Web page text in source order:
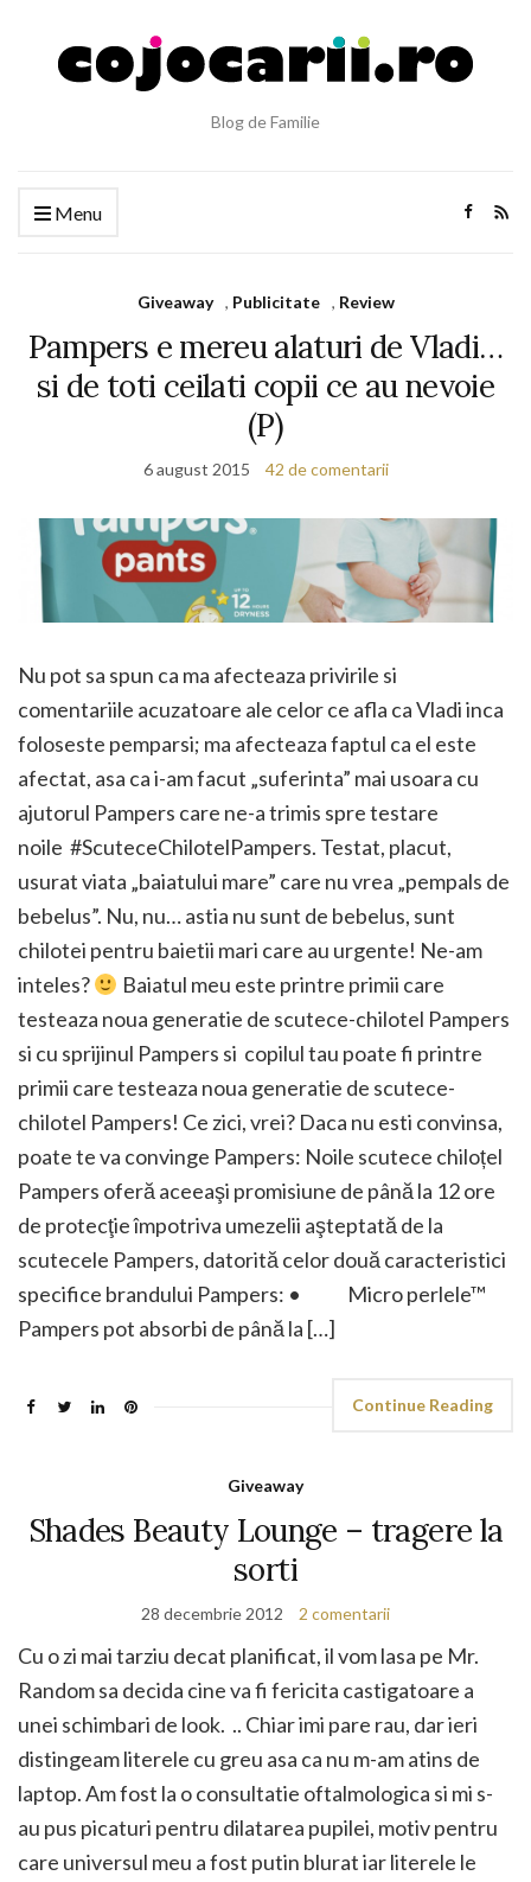
Blog de Familie
Menu
Giveaway , Publicitate , Review
Pampers e mereu alaturi de Vladi…
si de toti ceilati copii ce au nevoie
(P)
6 august 2015 42 de comentarii
Nu pot sa spun ca ma afecteaza privirile si
comentariile acuzatoare ale celor ce afla ca Vladi inca
foloseste pemparsi; ma afecteaza faptul ca el este
afectat, asa ca i-am facut „suferinta” mai usoara cu
ajutorul Pampers care ne-a trimis spre testare
noile #ScuteceChilotelPampers. Testat, placut,
usurat viata „baiatului mare” care nu vrea „pempals de
bebelus”. Nu, nu… astia nu sunt de bebelus, sunt
chilotei pentru baietii mari care au urgente! Ne-am
inteles?
Baiatul meu este printre primii care
testeaza noua generatie de scutece-chilotel Pampers
si cu sprijinul Pampers si copilul tau poate fi printre
primii care testeaza noua generatie de scutece-
chilotel Pampers! Ce zici, vrei? Daca nu esti convinsa,
poate te va convinge Pampers: Noile scutece chiloțel
Pampers oferă aceeaşi promisiune de până la 12 ore
de protecţie împotriva umezelii aşteptată de la
scutecele Pampers, datorită celor două caracteristici
specifice brandului Pampers: • Micro perlele™
Pampers pot absorbi de până la […]
Continue Reading
Giveaway
Shades Beauty Lounge – tragere la
sorti
28 decembrie 2012 2 comentarii
Cu o zi mai tarziu decat planificat, il vom lasa pe Mr.
Random sa decida cine va fi fericita castigatoare a
unei schimbari de look. .. Chiar imi pare rau, dar ieri
distingeam literele cu greu asa ca nu m-am atins de
laptop. Am fost la o consultatie oftalmologica si mi s-
au pus picaturi pentru dilatarea pupilei, motiv pentru
care universul meu a fost putin blurat iar literele le